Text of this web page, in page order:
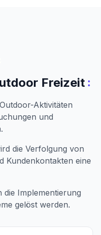
Freizeit :
Aktivitäten
und
die Verfolgung von
Kundenkontakten eine
die Implementierung
gelöst werden.